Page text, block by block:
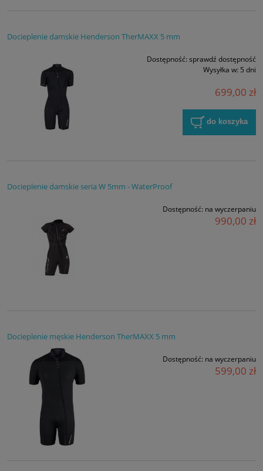
Docieplenie damskie Henderson TherMAXX 5 mm
Dostępność: sprawdź dostępność
Wysyłka w: 5 dni
699,00 zł
do koszyka
Docieplenie damskie seria W 5mm - WaterProof
Dostępność: na wyczerpaniu
990,00 zł
Docieplenie męskie Henderson TherMAXX 5 mm
Dostępność: na wyczerpaniu
599,00 zł